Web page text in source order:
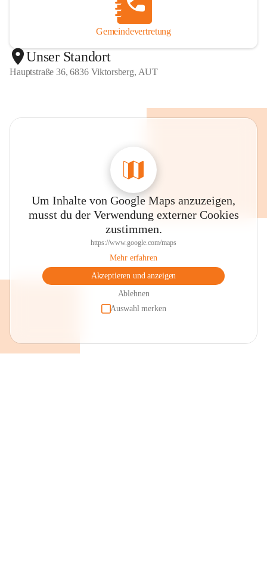
Gemeindevertretung
Unser Standort
Hauptstraße 36, 6836 Viktorsberg, AUT
Um Inhalte von Google Maps anzuzeigen,
musst du der Verwendung externer Cookies
zustimmen.
https://www.google.com/maps
Mehr erfahren
Akzeptieren und anzeigen
Ablehnen
Auswahl merken